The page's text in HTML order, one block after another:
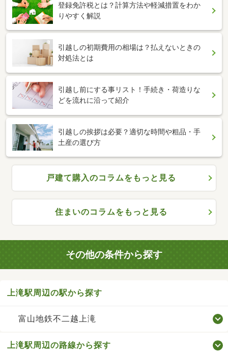
登録免許税とは？計算方法や軽減措置をわか
りやすく解説
引越しの初期費用の相場は？払えないときの
対処法とは
引越し前にする事リスト！手続き・荷造りな
どを流れに沿って紹介
引越しの挨拶は必要？適切な時間や粗品・手
土産の選び方
戸建て購入のコラムをもっと見る
住まいのコラムをもっと見る
その他の条件から探す
上滝駅周辺の駅から探す
富山地鉄不二越上滝
上滝駅周辺の路線から探す